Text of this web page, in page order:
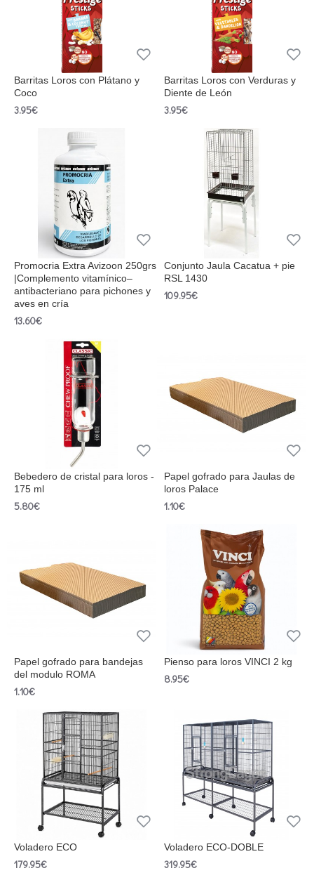
Barritas Loros con Plátano y
Coco
3.95€
Barritas Loros con Verduras y
Diente de León
3.95€
Promocria Extra Avizoon 250grs
|Complemento vitamínico–
antibacteriano para pichones y
aves en cría
13.60€
Conjunto Jaula Cacatua + pie
RSL 1430
109.95€
Bebedero de cristal para loros -
175 ml
5.80€
Papel gofrado para Jaulas de
loros Palace
1.10€
Papel gofrado para bandejas
del modulo ROMA
1.10€
Pienso para loros VINCI 2 kg
8.95€
Voladero ECO
179.95€
Voladero ECO-DOBLE
319.95€